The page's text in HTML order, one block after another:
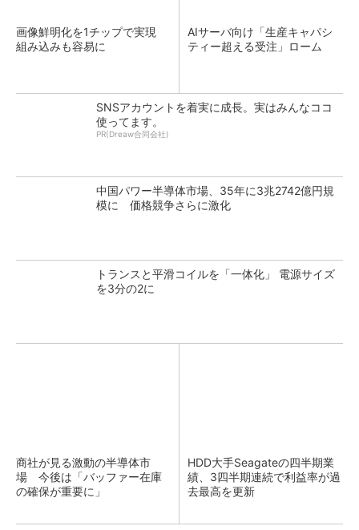
画像鮮明化を1チップで実現
組み込みも容易に
AIサーバ向け「生産キャパシ
ティー超える受注」ローム
SNSアカウントを着実に成長。実はみんなココ
使ってます。
PR(Dreaw合同会社)
中国パワー半導体市場、35年に3兆2742億円規
模に 価格競争さらに激化
トランスと平滑コイルを「一体化」 電源サイズ
を3分の2に
商社が見る激動の半導体市
場 今後は「バッファー在庫
の確保が重要に」
HDD大手Seagateの四半期業
績、3四半期連続で利益率が過
去最高を更新